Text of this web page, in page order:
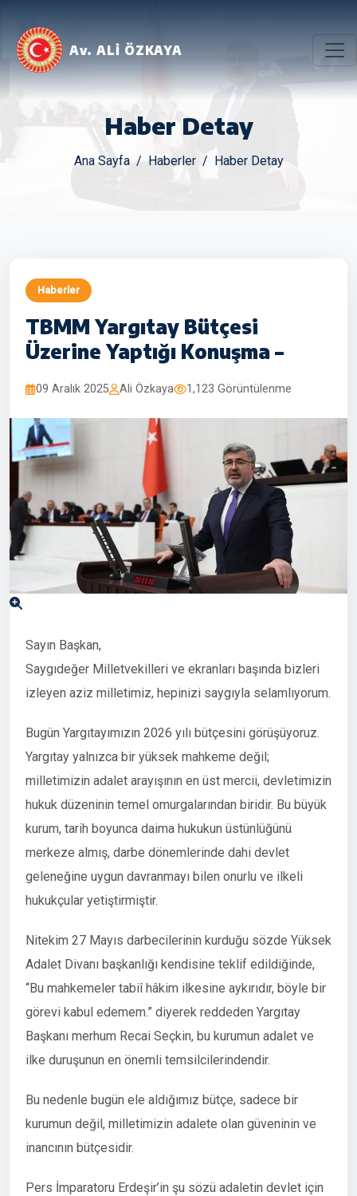
Av. ALİ ÖZKAYA
Haber Detay
Ana Sayfa Haberler Haber Detay
Haberler
TBMM Yargıtay Bütçesi
Üzerine Yaptığı Konuşma –
09 Aralık 2025 Ali Özkaya 1,123 Görüntülenme
Sayın Başkan,
Saygıdeğer Milletvekilleri ve ekranları başında bizleri
izleyen aziz milletimiz, hepinizi saygıyla selamlıyorum.
Bugün Yargıtayımızın 2026 yılı bütçesini görüşüyoruz.
Yargıtay yalnızca bir yüksek mahkeme değil;
milletimizin adalet arayışının en üst mercii, devletimizin
hukuk düzeninin temel omurgalarından biridir. Bu büyük
kurum, tarih boyunca daima hukukun üstünlüğünü
merkeze almış, darbe dönemlerinde dahi devlet
geleneğine uygun davranmayı bilen onurlu ve ilkeli
hukukçular yetiştirmiştir.
Nitekim 27 Mayıs darbecilerinin kurduğu sözde Yüksek
Adalet Divanı başkanlığı kendisine teklif edildiğinde,
“Bu mahkemeler tabiî hâkim ilkesine aykırıdır, böyle bir
görevi kabul edemem.” diyerek reddeden Yargıtay
Başkanı merhum Recai Seçkin, bu kurumun adalet ve
ilke duruşunun en önemli temsilcilerindendir.
Bu nedenle bugün ele aldığımız bütçe, sadece bir
kurumun değil, milletimizin adalete olan güveninin ve
inancının bütçesidir.
Pers İmparatoru Erdeşir’in şu sözü adaletin devlet için